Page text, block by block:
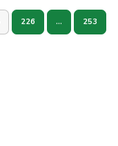
226 … 253